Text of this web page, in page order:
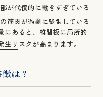
が代償的に動きすぎている
筋肉が過剰に緊張している
にあると、椎間板に局所的
リスクが高まります。
は？